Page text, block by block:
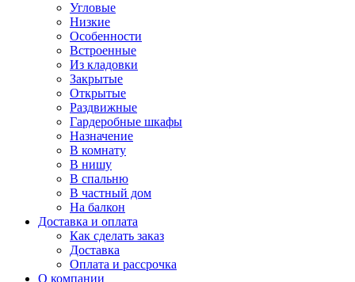
Угловые
Низкие
Особенности
Встроенные
Из кладовки
Закрытые
Открытые
Раздвижные
Гардеробные шкафы
Назначение
В комнату
В нишу
В спальню
В частный дом
На балкон
Доставка и оплата
Как сделать заказ
Доставка
Оплата и рассрочка
О компании